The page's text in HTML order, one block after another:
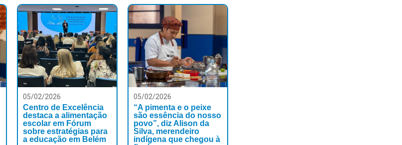
05/02/2026
Centro de Excelência
destaca a alimentação
escolar em Fórum
sobre estratégias para
a educação em Belém
05/02/2026
“A pimenta e o peixe
são essência do nosso
povo”, diz Alison da
Silva, merendeiro
indígena que chegou à